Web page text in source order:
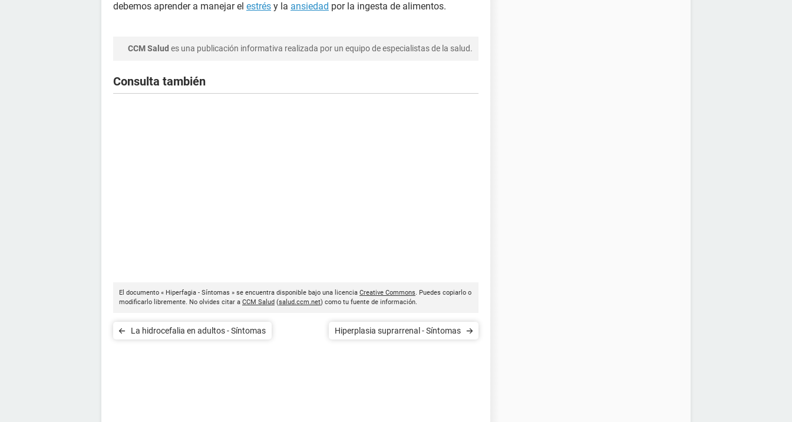
debemos aprender a manejar el estrés y la ansiedad por la ingesta de alimentos.
CCM Salud es una publicación informativa realizada por un equipo de especialistas de la salud.
Consulta también
El documento « Hiperfagia - Síntomas » se encuentra disponible bajo una licencia Creative Commons. Puedes copiarlo o
modificarlo libremente. No olvides citar a CCM Salud (salud.ccm.net) como tu fuente de información.
La hidrocefalia en adultos - Síntomas Hiperplasia suprarrenal - Síntomas